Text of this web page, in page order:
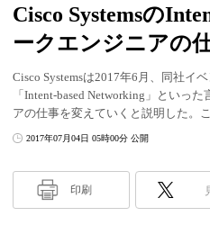
Cisco Systemsの
ークエンジニアの
Cisco Systemsは2017年6月、同社イ
「Intent-based Networking」といっ
アの仕事を変えていくと説明した。
2017年07月04日 05時00分 公開
印刷